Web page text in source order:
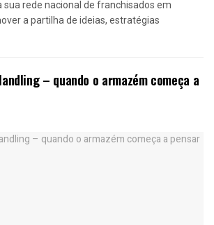
sua rede nacional de franchisados em
a partilha de ideias, estratégias
– quando o armazém começa a